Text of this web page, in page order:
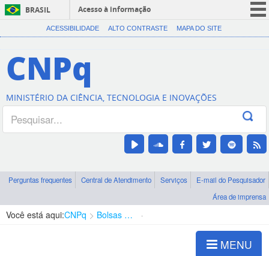
BRASIL
Acesso à informação
CORONAVÍRUS (COVID-19)
Canais
ACESSIBILIDADE ALTO CONTRASTE MAPA DO SITE
CNPq
MINISTÉRIO DA CIÊNCIA, TECNOLOGIA E INOVAÇÕES
Perguntas frequentes Central de Atendimento Serviços
E-mail do Pesquisador
Área de imprensa
Você está aqui:CNPq Bolsas e Auxílios Vigentes
MENU